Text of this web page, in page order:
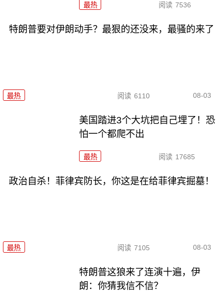
最热 阅读 7536
特朗普要对伊朗动手？最狠的还没来，最骚的来了
最热 阅读 6110 08-03
美国踏进3个大坑把自己埋了！恐
怕一个都爬不出
最热 阅读 17685
政治自杀！菲律宾防长，你这是在给菲律宾掘墓！
最热 阅读 7105 08-03
特朗普这狼来了连演十遍，伊
朗：你猜我信不信？